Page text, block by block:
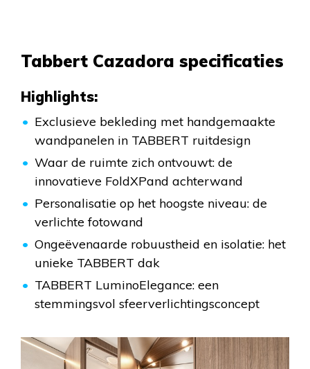
Tabbert Cazadora specificaties
Highlights:
Exclusieve bekleding met handgemaakte
wandpanelen in TABBERT ruitdesign
Waar de ruimte zich ontvouwt: de
innovatieve FoldXPand achterwand
Personalisatie op het hoogste niveau: de
verlichte fotowand
Ongeëvenaarde robuustheid en isolatie: het
unieke TABBERT dak
TABBERT LuminoElegance: een
stemmingsvol sfeerverlichtingsconcept